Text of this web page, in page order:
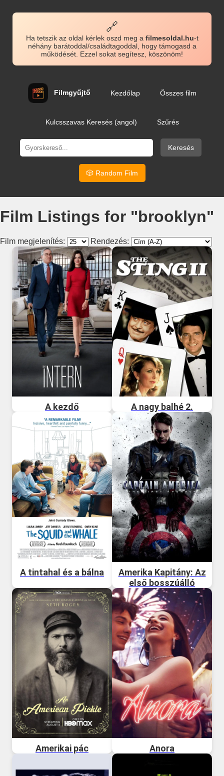
🔗
Ha tetszik az oldal kérlek oszd meg a filmesoldal.hu-t
néhány barátoddal/családtagoddal, hogy támogasd a
működését. Ezzel sokat segítesz, köszönöm!
Filmgyűjtő Kezdőlap Összes film
Kulcsszavas Keresés (angol) Szűrés
Keresés
🎲 Random Film
Film Listings for "brooklyn"
Film megjelenítés: Rendezés:
A kezdő A nagy balhé 2.
A tintahal és a bálna
Amerika Kapitány: Az
első bosszúálló
Amerikai pác Anora